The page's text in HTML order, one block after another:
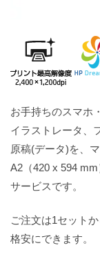
お手持ちのスマホ
イラストレータ、
原稿(データ)を、
A2（420 x 594
サービスです。
ご注文は1セット
格安にできます。